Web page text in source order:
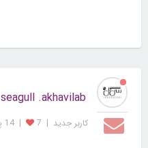
seagull .akhavilab
کاربر جديد |
7
| 14 پست